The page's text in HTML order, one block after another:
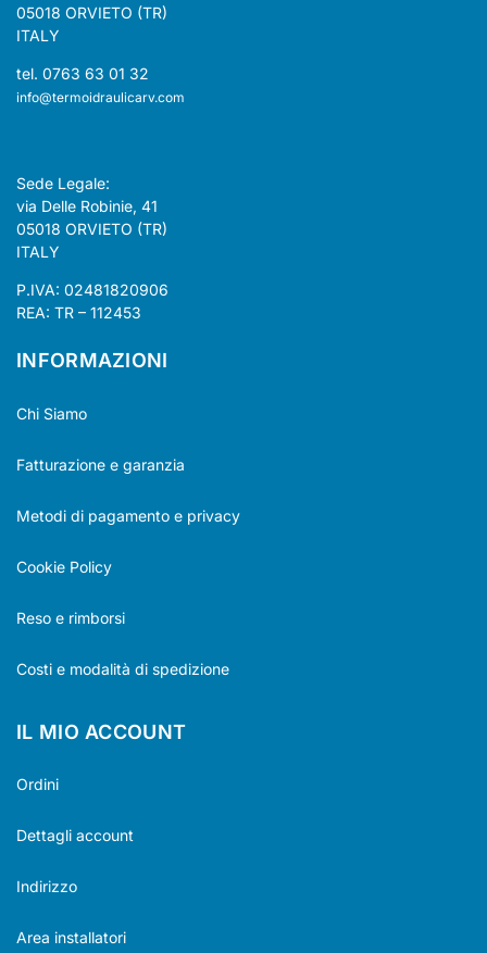
05018 ORVIETO (TR)
ITALY
tel. 0763 63 01 32
info@termoidraulicarv.com
Sede Legale:
via Delle Robinie, 41
05018 ORVIETO (TR)
ITALY
P.IVA: 02481820906
REA: TR – 112453
INFORMAZIONI
Chi Siamo
Fatturazione e garanzia
Metodi di pagamento e privacy
Cookie Policy
Reso e rimborsi
Costi e modalità di spedizione
IL MIO ACCOUNT
Ordini
Dettagli account
Indirizzo
Area installatori